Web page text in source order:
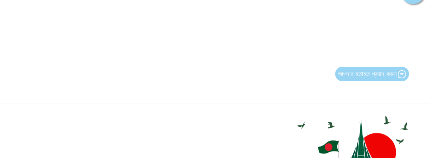
আপনার মতামত প্রদান করুন